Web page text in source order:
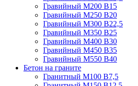
Гравийный М200 В15
Гравийный М250 В20
Гравийный М300 В22,5
Гравийный М350 В25
Гравийный М400 В30
Гравийный М450 В35
Гравийный М550 В40
Бетон на граните
Гранитный М100 В7,5